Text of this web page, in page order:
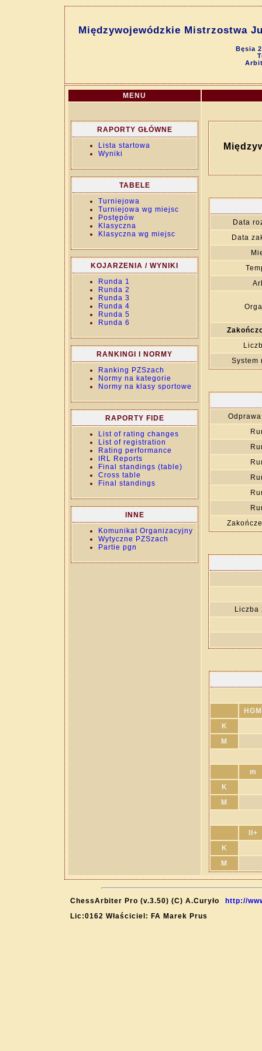
Międzywojewódzkie Mistrzostwa
Bęsia
MENU
RAPORTY GŁÓWNE
Lista startowa
Wyniki
TABELE
Turniejowa
Turniejowa wg miejsc
Postępów
Klasyczna
Klasyczna wg miejsc
KOJARZENIA / WYNIKI
Runda 1
Runda 2
Runda 3
Runda 4
Runda 5
Runda 6
RANKINGI I NORMY
Ranking PZSzach
Normy na kategorie
Normy na klasy sportowe
RAPORTY FIDE
List of rating changes
List of registration
Rating performance
IRL Reports
Final standings (table)
Cross table
Final standings
INNE
Komunikat Organizacyjny
Wytyczne PZSzach
Partie pgn
Data
Data
System
Liczba
HGM
K
M
m
K
M
II+
K
M
ChessArbiter Pro (v.3.50) (C) A.Curyło
http://
Lic:0162 Właściciel: FA Marek Prus